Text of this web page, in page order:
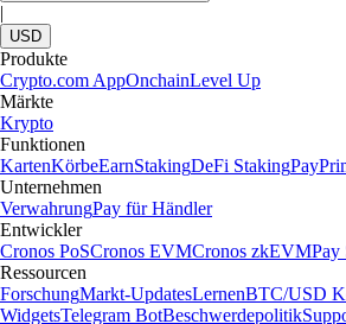
|
USD
Produkte
Crypto.com AppOnchainLevel Up
Märkte
Krypto
Funktionen
KartenKörbeEarnStakingDeFi StakingPay
Unternehmen
VerwahrungPay für Händler
Entwickler
Cronos PoSCronos EVMCronos zkEVMPay
Ressourcen
ForschungMarkt-UpdatesLernenBTC/USD
WidgetsTelegram BotBeschwerdepolitik